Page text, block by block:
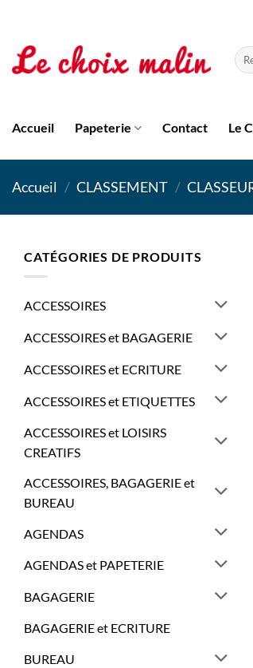
contenu
pour :
Accueil Papeterie Contact Le
Accueil / CLASSEMENT /
CATÉGORIES DE PRODUITS
ACCESSOIRES
ACCESSOIRES et BAGAGERIE
ACCESSOIRES et ECRITURE
ACCESSOIRES et ETIQUETTES
ACCESSOIRES et LOISIRS
CREATIFS
ACCESSOIRES, BAGAGERIE et
BUREAU
AGENDAS
AGENDAS et PAPETERIE
BAGAGERIE
BAGAGERIE et ECRITURE
BUREAU